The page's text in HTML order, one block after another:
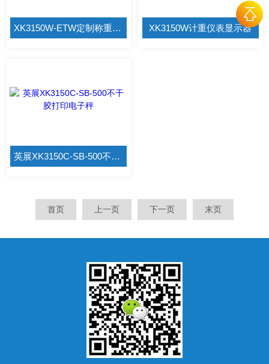
XK3150W-ETW定制称重显示控制器 XK3150W计重仪表显示器
英展XK3150C-SB-500不干胶打印电子秤
首页 上一页 下一页 末页